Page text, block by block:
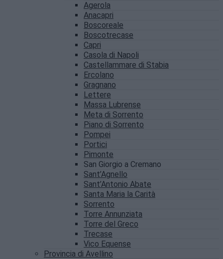
Agerola
Anacapri
Boscoreale
Boscotrecase
Capri
Casola di Napoli
Castellammare di Stabia
Ercolano
Gragnano
Lettere
Massa Lubrense
Meta di Sorrento
Piano di Sorrento
Pompei
Portici
Pimonte
San Giorgio a Cremano
Sant’Agnello
Sant’Antonio Abate
Santa Maria la Carità
Sorrento
Torre Annunziata
Torre del Greco
Trecase
Vico Equense
Provincia di Avellino